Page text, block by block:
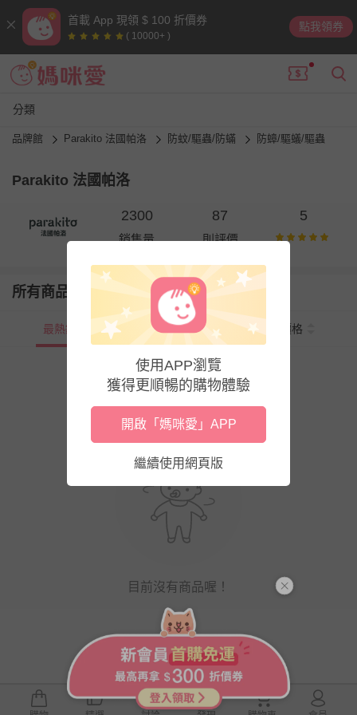
首載 App 現領 $ 100 折價券
( 10000+ )
點我領券
分類
品牌館 Parakito 法國帕洛 防蚊/驅蟲/防蟎 防蟑/驅蟻/驅蟲
Parakito 法國帕洛
2300
銷售量
87
則評價
5
所有商品
最熱銷 新上市 價格
目前沒有商品喔！
使用APP瀏覽
獲得更順暢的購物體驗
開啟「媽咪愛」APP
繼續使用網頁版